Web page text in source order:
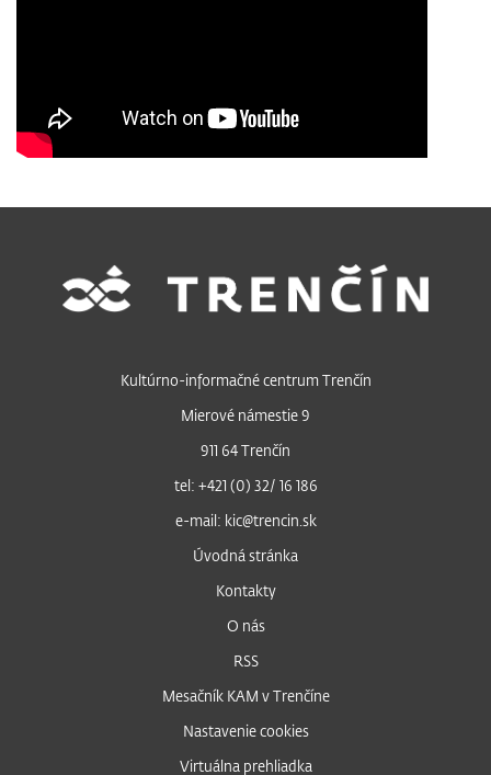
Kultúrno-informačné centrum Trenčín
Mierové námestie 9
911 64 Trenčín
tel: +421 (0) 32/ 16 186
e-mail: kic@trencin.sk
Úvodná stránka
Kontakty
O nás
RSS
Mesačník KAM v Trenčíne
Nastavenie cookies
Virtuálna prehliadka